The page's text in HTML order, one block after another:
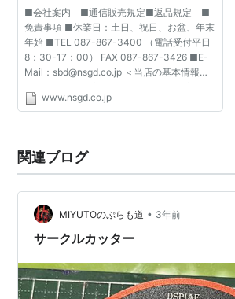
57b ＮＴカッター 円切り用 特
価 通販
■会社案内 ■通信販売規定■返品規定 ■
免責事項 ■休業日：土日、祝日、お盆、年末
年始 ■TEL 087-867-3400 （電話受付平日
8：30-17：00） FAX 087-867-3426 ■E-
Mail：sbd@nsgd.co.jp ＜当店の基本情報＞
＊表示納期は想定標準納期。お急ぎの方は事
前にお問い合わせください。＊掲載商品は特
www.nsgd.co.jp
関連ブログ
MIYUTOのぷらも道 • 3年前
サークルカッター